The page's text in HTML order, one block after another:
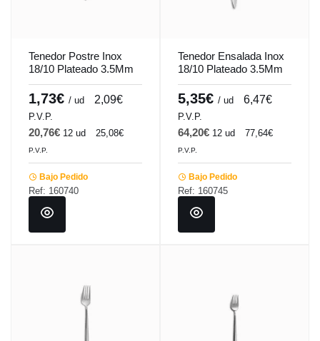
Tenedor Postre Inox
18/10 Plateado 3.5Mm
Espesor Online Comas
1,73€ / ud 2,09€
P.V.P.
20,76€ 12 ud 25,08€
P.V.P.
Bajo Pedido
Ref: 160740
Tenedor Ensalada Inox
18/10 Plateado 3.5Mm
Espesor Online Comas
5,35€ / ud 6,47€
P.V.P.
64,20€ 12 ud 77,64€
P.V.P.
Bajo Pedido
Ref: 160745